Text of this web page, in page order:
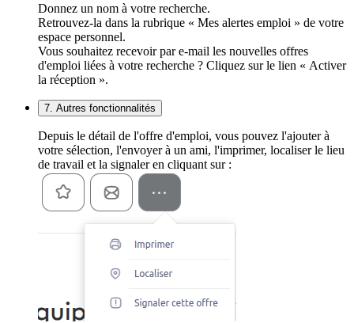
Donnez un nom à votre recherche.
Retrouvez-la dans la rubrique « Mes alertes emploi » de votre
espace personnel.
Vous souhaitez recevoir par e-mail les nouvelles offres
d'emploi liées à votre recherche ? Cliquez sur le lien « Activer
la réception ».
7. Autres fonctionnalités
Depuis le détail de l'offre d'emploi, vous pouvez l'ajouter à
votre sélection, l'envoyer à un ami, l'imprimer, localiser le lieu
de travail et la signaler en cliquant sur :